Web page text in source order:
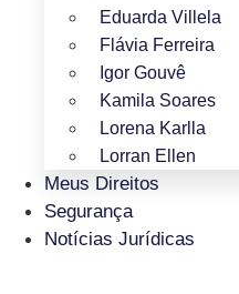
Eduarda Villela
Flávia Ferreira
Igor Gouvê
Kamila Soares
Lorena Karlla
Lorran Ellen
Meus Direitos
Segurança
Notícias Jurídicas